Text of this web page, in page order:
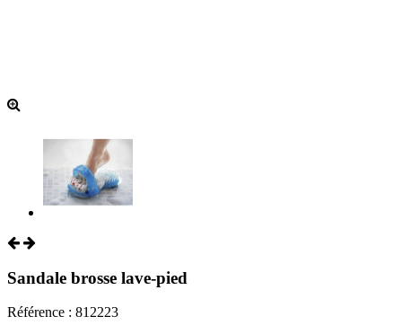
Sandale brosse lave-pied
Référence : 812223